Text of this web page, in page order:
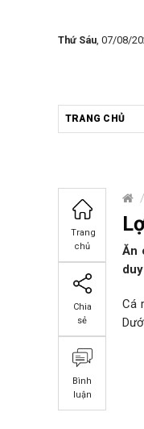
Thứ Sáu, 07/08/
TRANG CHỦ
/
Trang
chủ
Chia
sẻ
Bình
luận
Ăn
Cá